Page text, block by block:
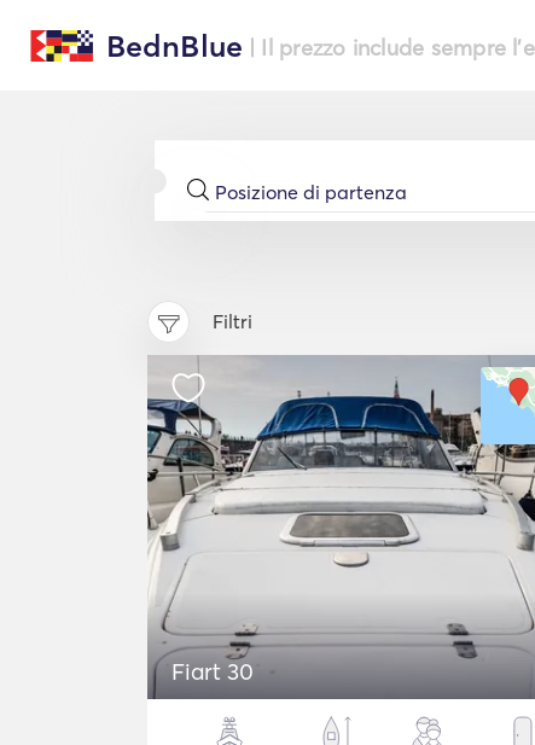
BednBlue | Il prezzo include sempre
Filtri
Fiart 30